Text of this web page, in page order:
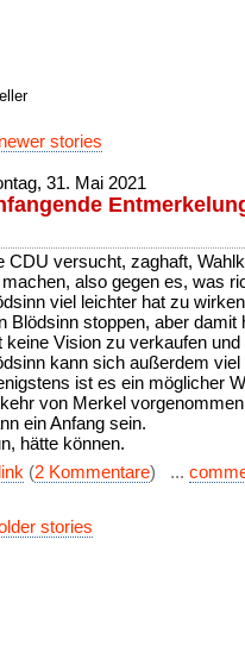
newer stories
31. Mai 2021
CDU versucht, zaghaft,
also gegen es, was
viel leichter hat zu
Blödsinn stoppen, aber
keine Vision zu verkaufen
kann sich außerdem
ist es ein möglicher
von Merkel
ein Anfang sein.
hätte können.
link (2 Kommentare) ...
stories